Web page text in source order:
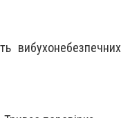
вибухонебезпечних